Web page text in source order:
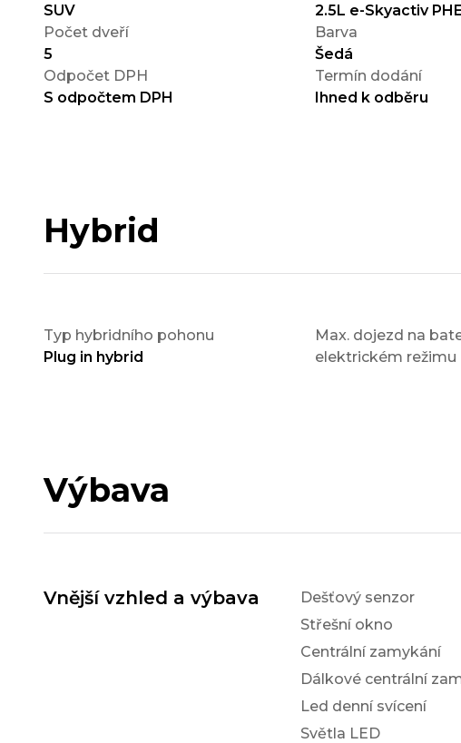
SUV
2.5L e-Skyactiv
Počet dveří
5
Barva
Šedá
Odpočet DPH
S odpočtem DPH
Termín dodání
Ihned k odběru
Hybrid
Typ hybridního pohonu
Plug in hybrid
Max. dojezd na
elektrickém režimu
Výbava
Vnější vzhled a výbava
Dešťový senzor
Střešní okno
Centrální zamykání
Dálkové centrální
Led denní svícení
Světla LED